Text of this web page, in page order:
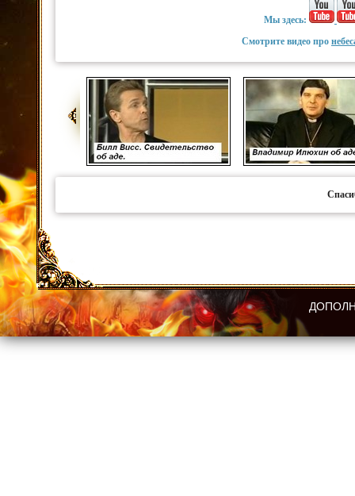
Мы здесь:
Смотрите видео про